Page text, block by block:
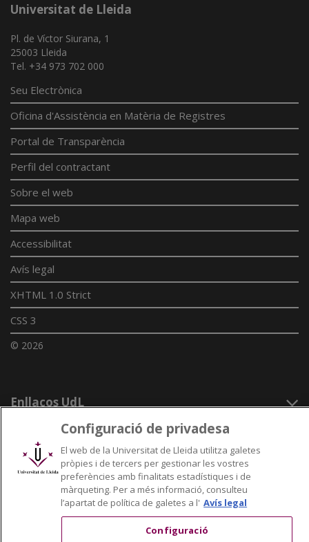
Universitat de Lleida
Pl. de Víctor Siurana, 1
25003 Lleida
Tel. +34 973 702 000
Seu Electrònica
Oficina d'Assistència en Matèria de Registres
Portal de Transparència
Perfil del contractant
Sobre el web
Mapa web
Accessibilitat
Avís legal
XHTML 1.0 Strict
CSS 3
© 2026
Enllaços UdL
Xarxes universitàries
Configuració de privadesa
El web de la Universitat de Lleida utilitza galetes
pròpies i de tercers per gestionar les vostres
preferències amb finalitats estadístiques i de
màrqueting. Per a més informació, consulteu
l’apartat de política de galetes a l' Avís legal
Configuració